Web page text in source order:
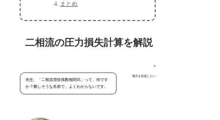
まとめ
二相流の圧力損失計算を解説
電力を見直したい
先生、「二相流増倍係数相関式」って、何です
か？難しそうな名前で、よくわからないです。